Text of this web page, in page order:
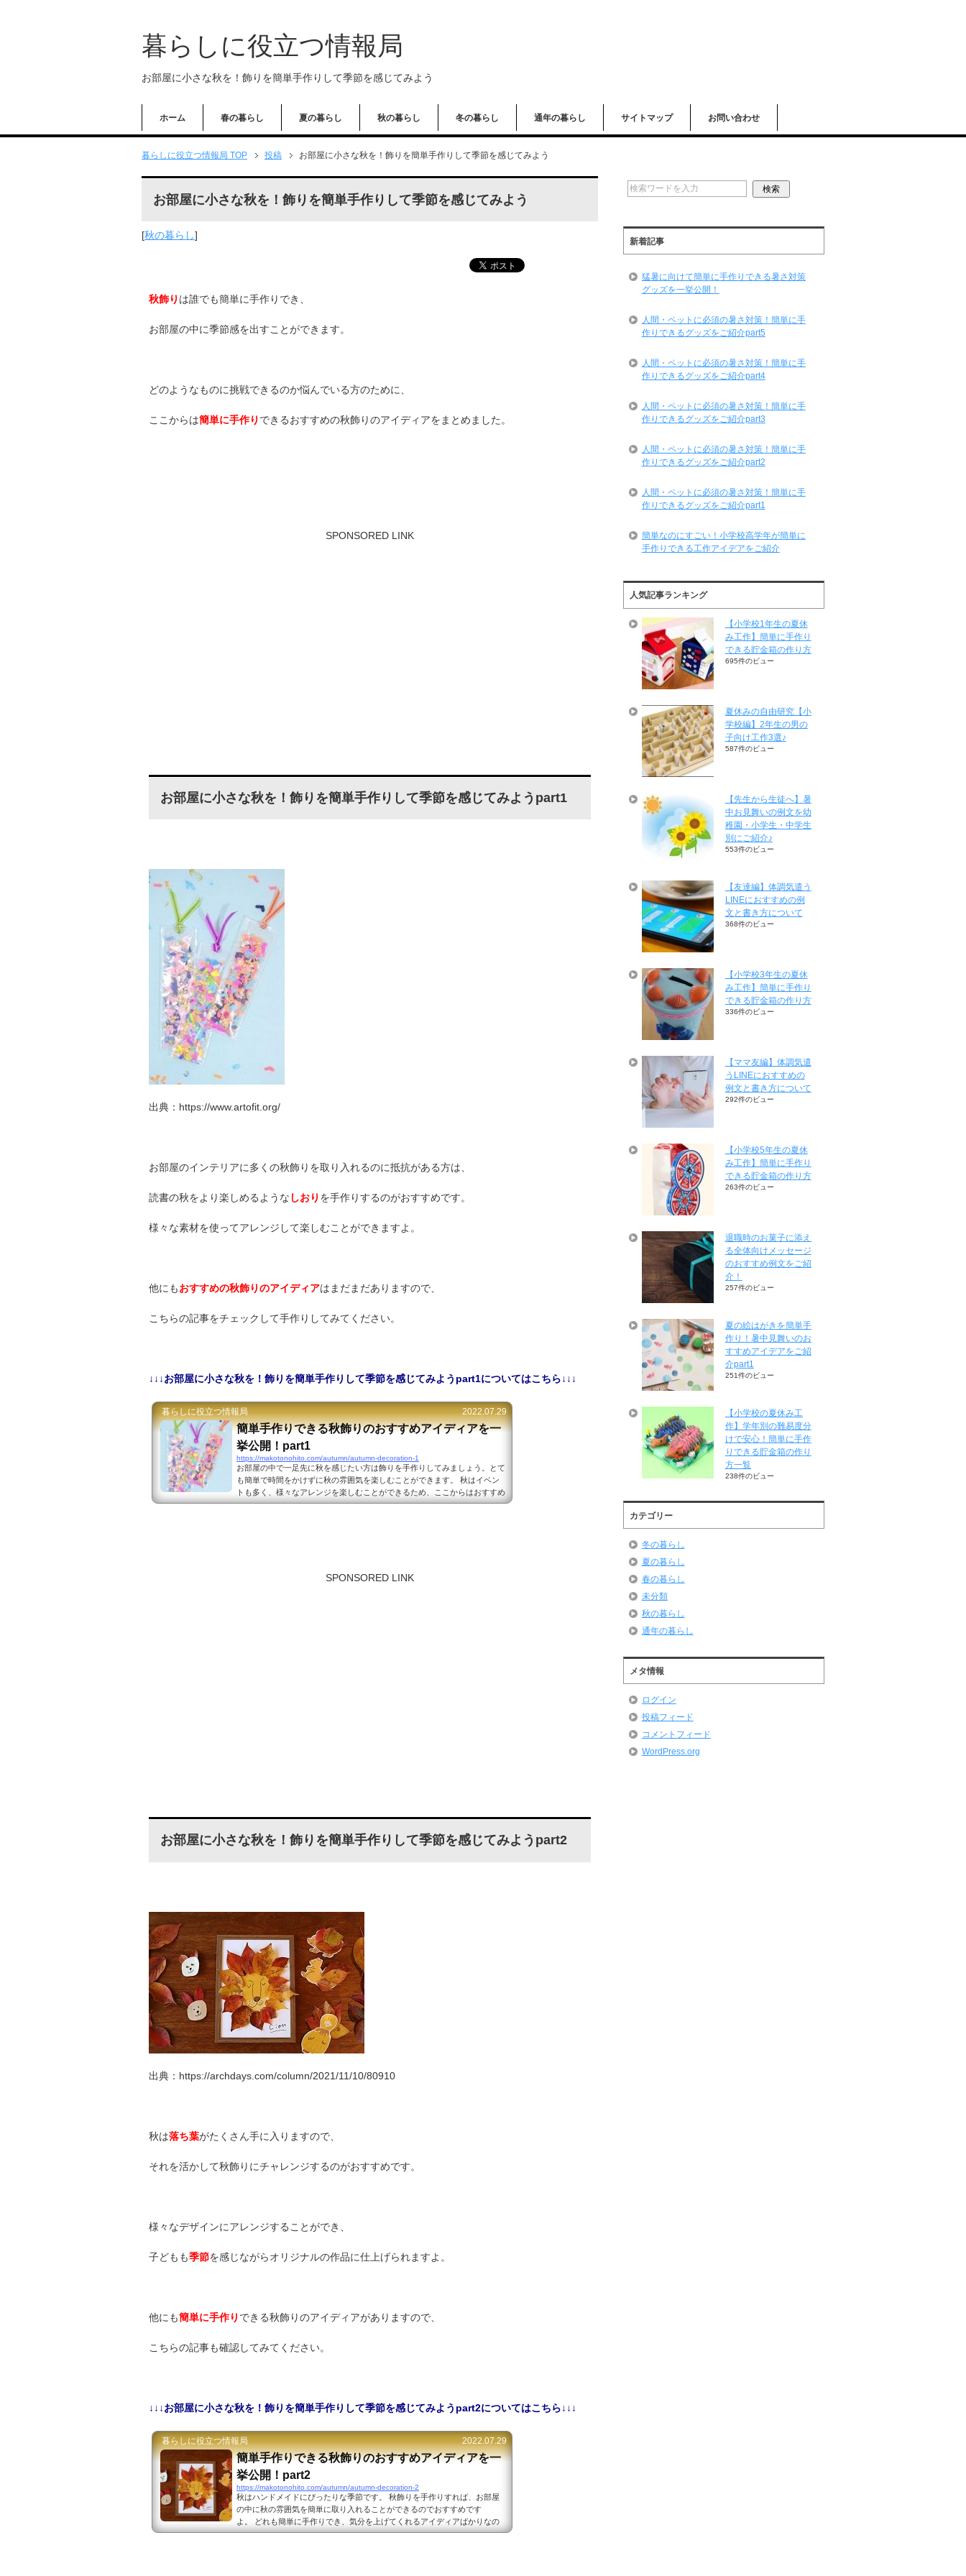
暮らしに役立つ情報局
お部屋に小さな秋を！飾りを簡単手作りして季節を感じてみよう
ホーム 春の暮らし 夏の暮らし 秋の暮らし 冬の暮らし 通年の暮らし サイトマップ お問い合わせ
暮らしに役立つ情報局 TOP 投稿 お部屋に小さな秋を！飾りを簡単手作りして季節を感じてみよう
お部屋に小さな秋を！飾りを簡単手作りして季節を感じてみよう
[秋の暮らし]
秋飾り は誰でも簡単に手作りでき、
お部屋の中に季節感を出すことができます。
どのようなものに挑戦できるのか悩んでいる方のために、
ここからは簡単に手作り できるおすすめの秋飾りのアイディアをまとめました。
SPONSORED LINK
お部屋に小さな秋を！飾りを簡単手作りして季節を感じてみようpart1
出典：https://www.artofit.org/
お部屋のインテリアに多くの秋飾りを取り入れるのに抵抗がある方は、
読書の秋をより楽しめるような しおり を手作りするのがおすすめです。
様々な素材を使ってアレンジして楽しむことができますよ。
他にもおすすめの秋飾りのアイディアはまだまだありますので、
こちらの記事をチェックして手作りしてみてください。
↓↓↓お部屋に小さな秋を！飾りを簡単手作りして季節を感じてみようpart1についてはこちら↓↓↓
暮らしに役立つ情報局 2022.07.29
簡単手作りできる秋飾りのおすすめアイディアを一
挙公開！part1
https://makotonohito.com/autumn/autumn-decoration-1
お部屋の中で一足先に秋を感じたい方は飾りを手作りしてみましょう。とて
も簡単で時間をかけずに秋の雰囲気を楽しむことができます。 秋はイベン
トも多く、様々なアレンジを楽しむことができるため、ここからはおすすめ
の秋飾りの簡単手作りアイディアをご紹介します。 簡単手作りできる秋飾
SPONSORED LINK
お部屋に小さな秋を！飾りを簡単手作りして季節を感じてみようpart2
出典：https://archdays.com/column/2021/11/10/80910
秋は落ち葉がたくさん手に入りますので、
それを活かして秋飾りにチャレンジするのがおすすめです。
様々なデザインにアレンジすることができ、
子どもも季節を感じながらオリジナルの作品に仕上げられますよ。
他にも簡単に手作り できる秋飾りのアイディアがありますので、
こちらの記事も確認してみてください。
↓↓↓お部屋に小さな秋を！飾りを簡単手作りして季節を感じてみようpart2についてはこちら↓↓↓
暮らしに役立つ情報局 2022.07.29
簡単手作りできる秋飾りのおすすめアイディアを一
挙公開！part2
https://makotonohito.com/autumn/autumn-decoration-2
秋はハンドメイドにぴったりな季節です。 秋飾りを手作りすれば、お部屋
の中に秋の雰囲気を簡単に取り入れることができるのでおすすめです
よ。 どれも簡単に手作りでき、気分を上げてくれるアイディアばかりなの
でおすすめ作品をご紹介しますね。 簡単手作りできる秋飾りのおすすめア
新着記事
猛暑に向けて簡単に手作りできる暑さ対策
グッズを一挙公開！
人間・ペットに必須の暑さ対策！簡単に手
作りできるグッズをご紹介part5
人間・ペットに必須の暑さ対策！簡単に手
作りできるグッズをご紹介part4
人間・ペットに必須の暑さ対策！簡単に手
作りできるグッズをご紹介part3
人間・ペットに必須の暑さ対策！簡単に手
作りできるグッズをご紹介part2
人間・ペットに必須の暑さ対策！簡単に手
作りできるグッズをご紹介part1
簡単なのにすごい！小学校高学年が簡単に
手作りできる工作アイデアをご紹介
人気記事ランキング
【小学校1年生の夏休
み工作】簡単に手作り
できる貯金箱の作り方
695件のビュー
夏休みの自由研究【小
学校編】2年生の男の
子向け工作3選♪
587件のビュー
【先生から生徒へ】暑
中お見舞いの例文を幼
稚園・小学生・中学生
別にご紹介♪
553件のビュー
【友達編】体調気遣う
LINEにおすすめの例
文と書き方について
368件のビュー
【小学校3年生の夏休
み工作】簡単に手作り
できる貯金箱の作り方
336件のビュー
【ママ友編】体調気遣
うLINEにおすすめの
例文と書き方について
292件のビュー
【小学校5年生の夏休
み工作】簡単に手作り
できる貯金箱の作り方
263件のビュー
退職時のお菓子に添え
る全体向けメッセージ
のおすすめ例文をご紹
介！
257件のビュー
夏の絵はがきを簡単手
作り！暑中見舞いのお
すすめアイデアをご紹
介part1
251件のビュー
【小学校の夏休み工
作】学年別の難易度分
けで安心！簡単に手作
りできる貯金箱の作り
方一覧
238件のビュー
カテゴリー
冬の暮らし
夏の暮らし
春の暮らし
未分類
秋の暮らし
通年の暮らし
メタ情報
ログイン
投稿フィード
コメントフィード
WordPress.org